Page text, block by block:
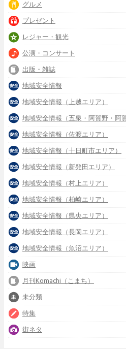
グルメ
プレゼント
レジャー・観光
公演・コンサート
出版・雑誌
地域安全情報
地域安全情報（上越エリア）
地域安全情報（五泉・阿賀野・阿
地域安全情報（佐渡エリア）
地域安全情報（十日町市エリア）
地域安全情報（新発田エリア）
地域安全情報（村上エリア）
地域安全情報（柏崎エリア）
地域安全情報（県央エリア）
地域安全情報（長岡エリア）
地域安全情報（魚沼エリア）
映画
月刊Komachi（こまち）
未分類
特集
街ネタ